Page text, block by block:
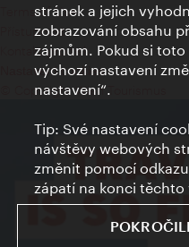
Terms of Use
Přístupnost
Kontakt pro tisk
Nastavení cookies
© Copyright Wien Tourismus
stránek a jejich
zobrazování obsahu
zájmům. Pokud si
výchozí nastavení
nastavení“.
Tip: Své nastavení
návštěvy webových
změnit pomocí
zápatí na konci